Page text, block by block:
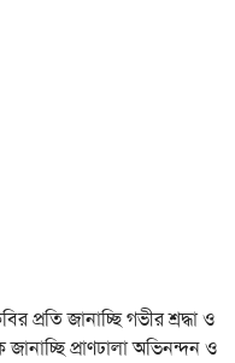
প্রতি জানাচ্ছি গভীর শ্রদ্ধা ও
প্রাণঢালা অভিনন্দন ও